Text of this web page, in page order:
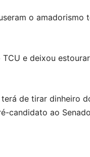
o amadorismo
e deixou
de tirar dinheiro
candidato ao